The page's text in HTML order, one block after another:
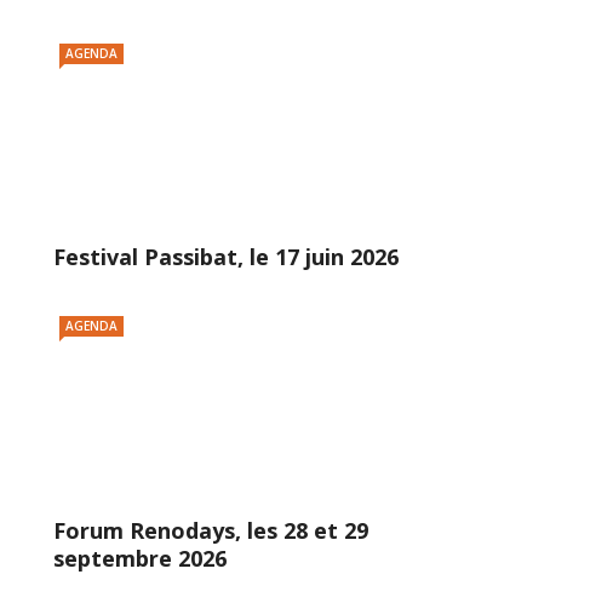
AGENDA
Festival Passibat, le 17 juin 2026
AGENDA
Forum Renodays, les 28 et 29
septembre 2026